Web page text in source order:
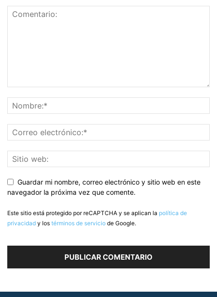
Guardar mi nombre, correo electrónico y sitio web en este
navegador la próxima vez que comente.
Este sitio está protegido por reCAPTCHA y se aplican la política de
privacidad y los términos de servicio de Google.